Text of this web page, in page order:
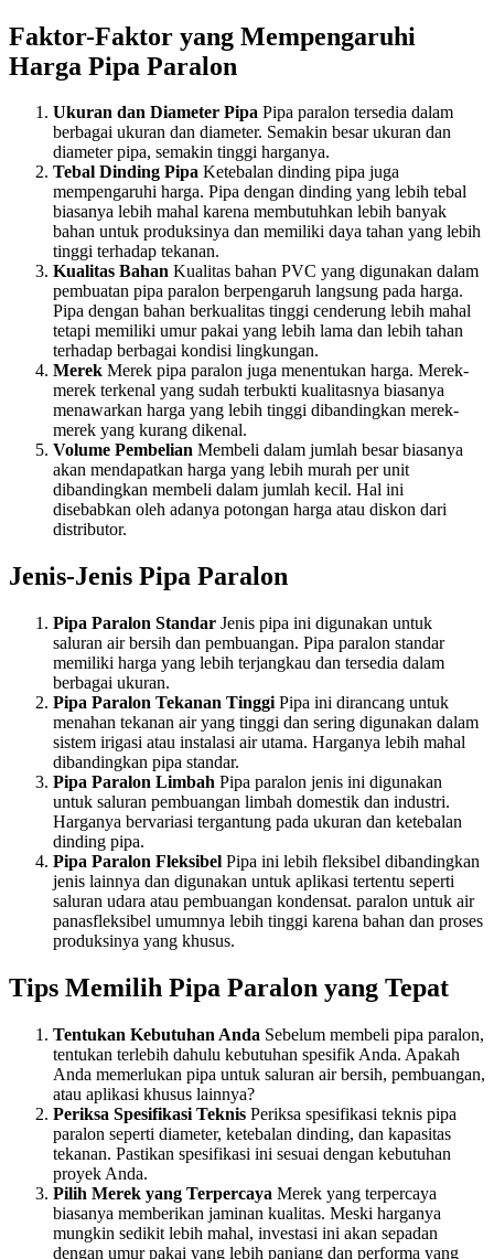
Faktor-Faktor yang Mempengaruhi
Harga Pipa Paralon
Ukuran dan Diameter Pipa Pipa paralon tersedia dalam
berbagai ukuran dan diameter. Semakin besar ukuran dan
diameter pipa, semakin tinggi harganya.
Tebal Dinding Pipa Ketebalan dinding pipa juga
mempengaruhi harga. Pipa dengan dinding yang lebih tebal
biasanya lebih mahal karena membutuhkan lebih banyak
bahan untuk produksinya dan memiliki daya tahan yang lebih
tinggi terhadap tekanan.
Kualitas Bahan Kualitas bahan PVC yang digunakan dalam
pembuatan pipa paralon berpengaruh langsung pada harga.
Pipa dengan bahan berkualitas tinggi cenderung lebih mahal
tetapi memiliki umur pakai yang lebih lama dan lebih tahan
terhadap berbagai kondisi lingkungan.
Merek Merek pipa paralon juga menentukan harga. Merek-
merek terkenal yang sudah terbukti kualitasnya biasanya
menawarkan harga yang lebih tinggi dibandingkan merek-
merek yang kurang dikenal.
Volume Pembelian Membeli dalam jumlah besar biasanya
akan mendapatkan harga yang lebih murah per unit
dibandingkan membeli dalam jumlah kecil. Hal ini
disebabkan oleh adanya potongan harga atau diskon dari
distributor.
Jenis-Jenis Pipa Paralon
Pipa Paralon Standar Jenis pipa ini digunakan untuk
saluran air bersih dan pembuangan. Pipa paralon standar
memiliki harga yang lebih terjangkau dan tersedia dalam
berbagai ukuran.
Pipa Paralon Tekanan Tinggi Pipa ini dirancang untuk
menahan tekanan air yang tinggi dan sering digunakan dalam
sistem irigasi atau instalasi air utama. Harganya lebih mahal
dibandingkan pipa standar.
Pipa Paralon Limbah Pipa paralon jenis ini digunakan
untuk saluran pembuangan limbah domestik dan industri.
Harganya bervariasi tergantung pada ukuran dan ketebalan
dinding pipa.
Pipa Paralon Fleksibel Pipa ini lebih fleksibel dibandingkan
jenis lainnya dan digunakan untuk aplikasi tertentu seperti
saluran udara atau pembuangan kondensat. paralon untuk air
panasfleksibel umumnya lebih tinggi karena bahan dan proses
produksinya yang khusus.
Tips Memilih Pipa Paralon yang Tepat
Tentukan Kebutuhan Anda Sebelum membeli pipa paralon,
tentukan terlebih dahulu kebutuhan spesifik Anda. Apakah
Anda memerlukan pipa untuk saluran air bersih, pembuangan,
atau aplikasi khusus lainnya?
Periksa Spesifikasi Teknis Periksa spesifikasi teknis pipa
paralon seperti diameter, ketebalan dinding, dan kapasitas
tekanan. Pastikan spesifikasi ini sesuai dengan kebutuhan
proyek Anda.
Pilih Merek yang Terpercaya Merek yang terpercaya
biasanya memberikan jaminan kualitas. Meski harganya
mungkin sedikit lebih mahal, investasi ini akan sepadan
dengan umur pakai yang lebih panjang dan performa yang